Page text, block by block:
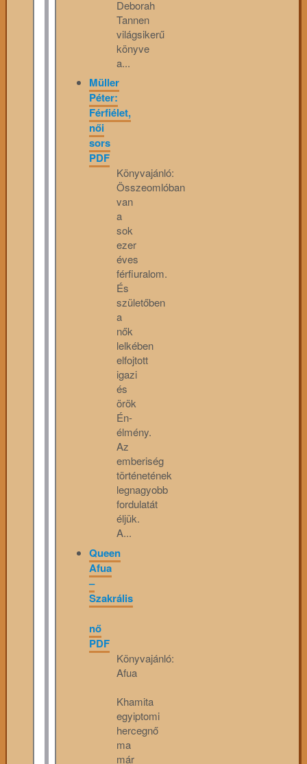
Deborah
Tannen
világsikerű
könyve
a...
Müller
Péter:
Férfiélet,
női
sors
PDF
Könyvajánló:
Összeomlóban
van
a
sok
ezer
éves
férfiuralom.
És
születőben
a
nők
lelkében
elfojtott
igazi
és
örök
Én-
élmény.
Az
emberiség
történetének
legnagyobb
fordulatát
éljük.
A...
Queen
Afua
–
Szakrális
nő
PDF
Könyvajánló:
Afua
Khamita
egyiptomi
hercegnő
ma
már